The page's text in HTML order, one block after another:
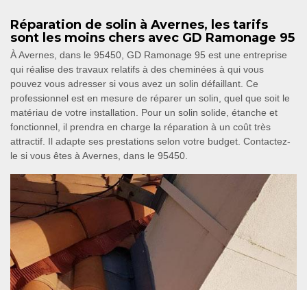
Réparation de solin à Avernes, les tarifs
sont les moins chers avec GD Ramonage 95
À Avernes, dans le 95450, GD Ramonage 95 est une entreprise
qui réalise des travaux relatifs à des cheminées à qui vous
pouvez vous adresser si vous avez un solin défaillant. Ce
professionnel est en mesure de réparer un solin, quel que soit le
matériau de votre installation. Pour un solin solide, étanche et
fonctionnel, il prendra en charge la réparation à un coût très
attractif. Il adapte ses prestations selon votre budget. Contactez-
le si vous êtes à Avernes, dans le 95450.